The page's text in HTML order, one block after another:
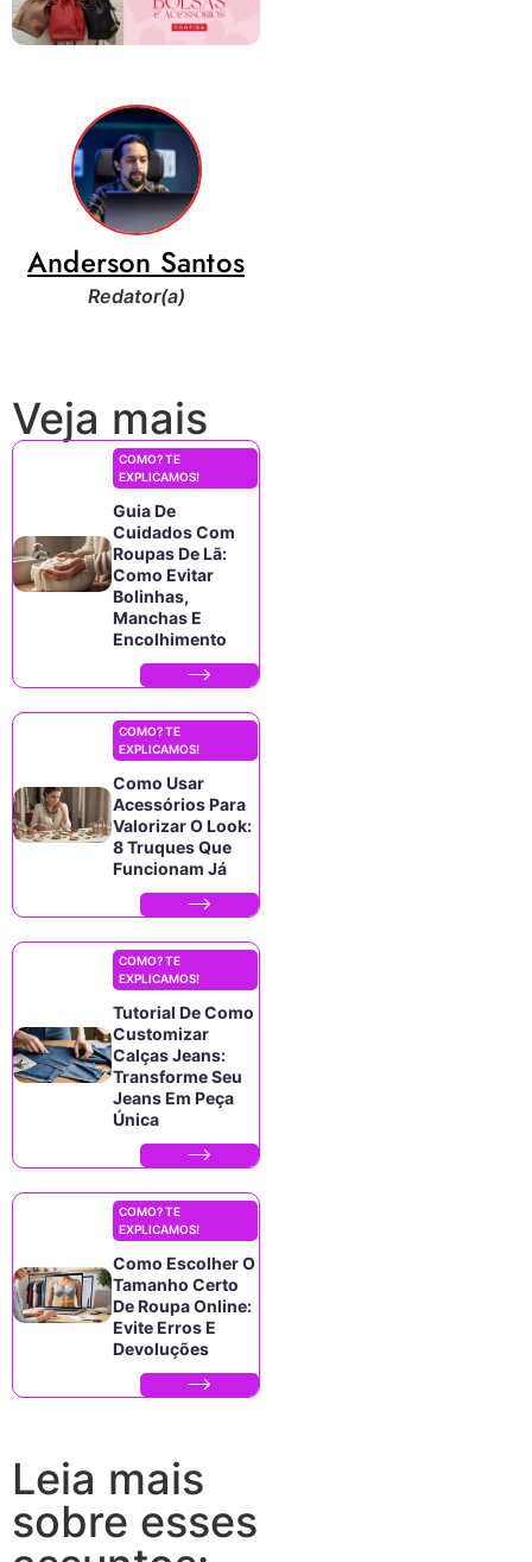
Anderson Santos
Redator(a)
Veja mais
COMO? TE
EXPLICAMOS!
Guia De
Cuidados Com
Roupas De Lã:
Como Evitar
Bolinhas,
Manchas E
Encolhimento
COMO? TE
EXPLICAMOS!
Como Usar
Acessórios Para
Valorizar O Look:
8 Truques Que
Funcionam Já
COMO? TE
EXPLICAMOS!
Tutorial De Como
Customizar
Calças Jeans:
Transforme Seu
Jeans Em Peça
Única
COMO? TE
EXPLICAMOS!
Como Escolher O
Tamanho Certo
De Roupa Online:
Evite Erros E
Devoluções
Leia mais
sobre esses